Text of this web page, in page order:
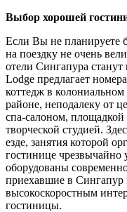
Выбор хорошей
Если Вы не планируете
на поездку не очень
отели Сингапура
Lodge предлагает
коттедж в
районе, неподалеку от
спа-салоном, площадкой
творческой студией.
езде, занятия которой
гостинице
оборудованы
приехавшие в Сингапур
высокоскоростным
гостиницы.